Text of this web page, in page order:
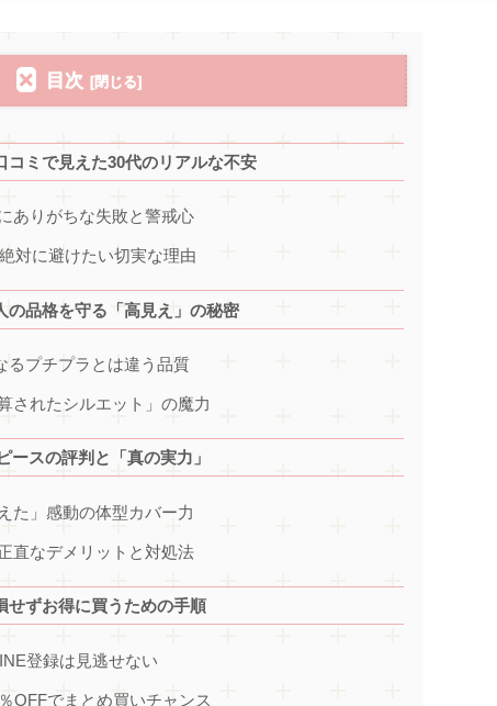
目次
コミで見えた30代のリアルな不安
ありがちな失敗と警戒心
対に避けたい切実な理由
の品格を守る「高見え」の秘密
るプチプラとは違う品質
されたシルエット」の魔力
ースの評判と「真の実力」
た」感動の体型カバー力
直なデメリットと対処法
せずお得に買うための手順
登録は見逃せない
OFFでまとめ買いチャンス